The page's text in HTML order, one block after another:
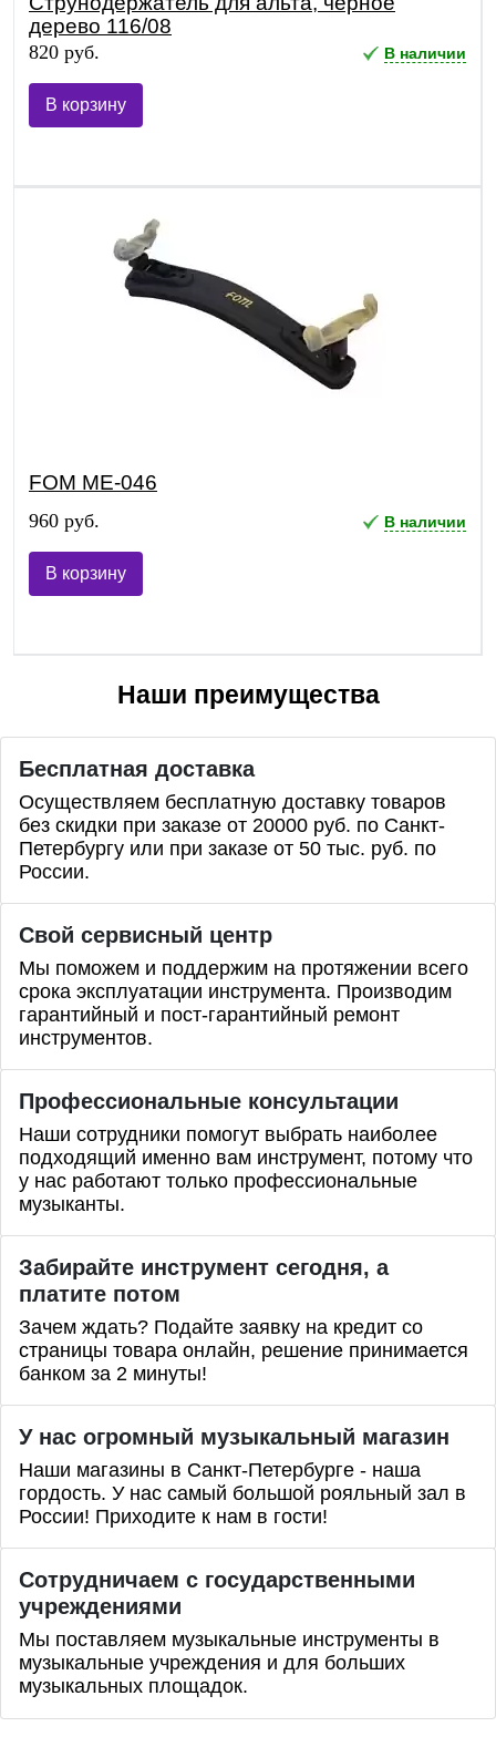
дерево 116/08
820 руб. В наличии
В корзину
FOM ME-046
960 руб. В наличии
В корзину
Наши преимущества
Бесплатная доставка
Осуществляем бесплатную доставку товаров
без скидки при заказе от 20000 руб. по Санкт-
Петербургу или при заказе от 50 тыс. руб. по
России.
Свой сервисный центр
Мы поможем и поддержим на протяжении всего
срока эксплуатации инструмента. Производим
гарантийный и пост-гарантийный ремонт
инструментов.
Профессиональные консультации
Наши сотрудники помогут выбрать наиболее
подходящий именно вам инструмент, потому что
у нас работают только профессиональные
музыканты.
Забирайте инструмент сегодня, а
платите потом
Зачем ждать? Подайте заявку на кредит со
страницы товара онлайн, решение принимается
банком за 2 минуты!
У нас огромный музыкальный магазин
Наши магазины в Санкт-Петербурге - наша
гордость. У нас самый большой рояльный зал в
России! Приходите к нам в гости!
Сотрудничаем с государственными
учреждениями
Мы поставляем музыкальные инструменты в
музыкальные учреждения и для больших
музыкальных площадок.